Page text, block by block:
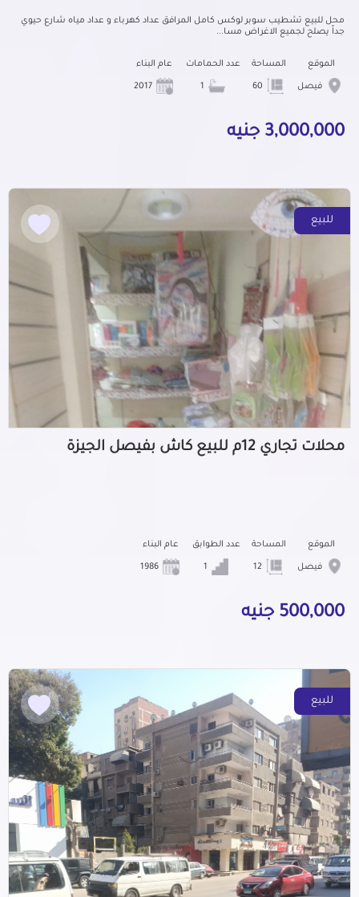
محل للبيع تشطيب سوبر لوكس كامل المرافق عداد كهرباء و عداد مياه شارع حيوي
جداً يصلح لجميع الاغراض مسا...
الموقع
فيصل
المساحة عدد الحمامات عام البناء
3,000,000 جنيه
للبيع
محلات تجاري 12م للبيع كاش بفيصل الجيزة
الموقع
فيصل
المساحة عدد الطوابق عام البناء
500,000 جنيه
للبيع